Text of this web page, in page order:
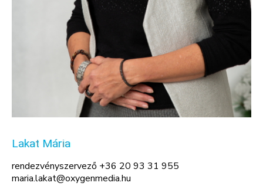
Lakat Mária
rendezvényszervező +36 20 93 31 955
maria.lakat@oxygenmedia.hu